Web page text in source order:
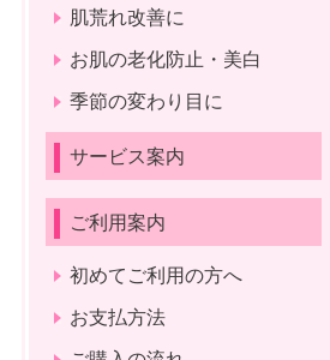
肌荒れ改善に
お肌の老化防止・美白
季節の変わり目に
サービス案内
ご利用案内
初めてご利用の方へ
お支払方法